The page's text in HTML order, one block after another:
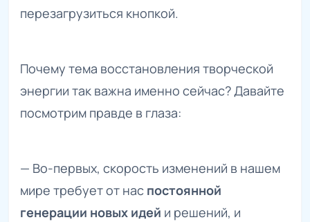
перезагрузиться кнопкой.
Почему тема восстановления творческой
энергии так важна именно сейчас? Давайте
посмотрим правде в глаза:
— Во-первых, скорость изменений в нашем
мире требует от нас постоянной
генерации новых идей и решений, и